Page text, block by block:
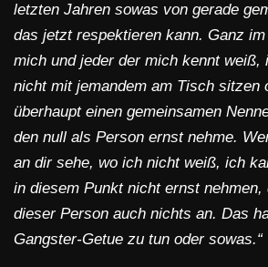
letzten Jahren sowas von gerade
das jetzt respektieren kann. Ganz
mich und jeder der mich kennt weiß,
nicht mit jemandem am Tisch sitzen
überhaupt einen gemeinsamen
den null als Person ernst nehme.
an dir sehe, wo ich nicht weiß, ich
in diesem Punkt nicht ernst nehmen,
dieser Person auch nichts an. Das
Gangster-Getue zu tun oder sowas.“